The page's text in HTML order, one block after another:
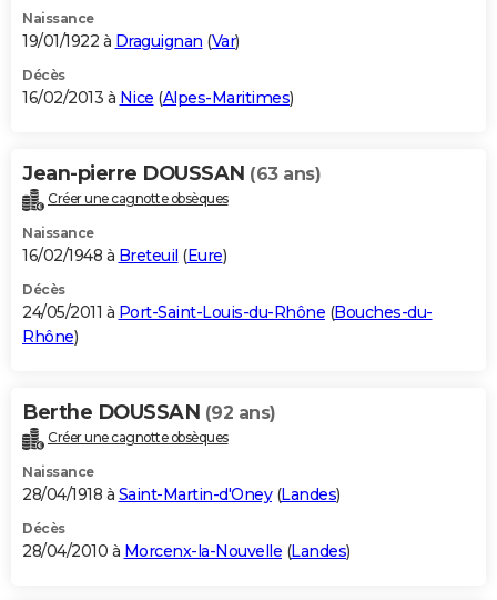
Naissance
19/01/1922 à Draguignan (Var)
Décès
16/02/2013 à Nice (Alpes-Maritimes)
Jean-pierre DOUSSAN (63 ans)
Créer une cagnotte obsèques
Naissance
16/02/1948 à Breteuil (Eure)
Décès
24/05/2011 à Port-Saint-Louis-du-Rhône (Bouches-du-
Rhône)
Berthe DOUSSAN (92 ans)
Créer une cagnotte obsèques
Naissance
28/04/1918 à Saint-Martin-d'Oney(Landes)
Décès
28/04/2010 à Morcenx-la-Nouvelle (Landes)